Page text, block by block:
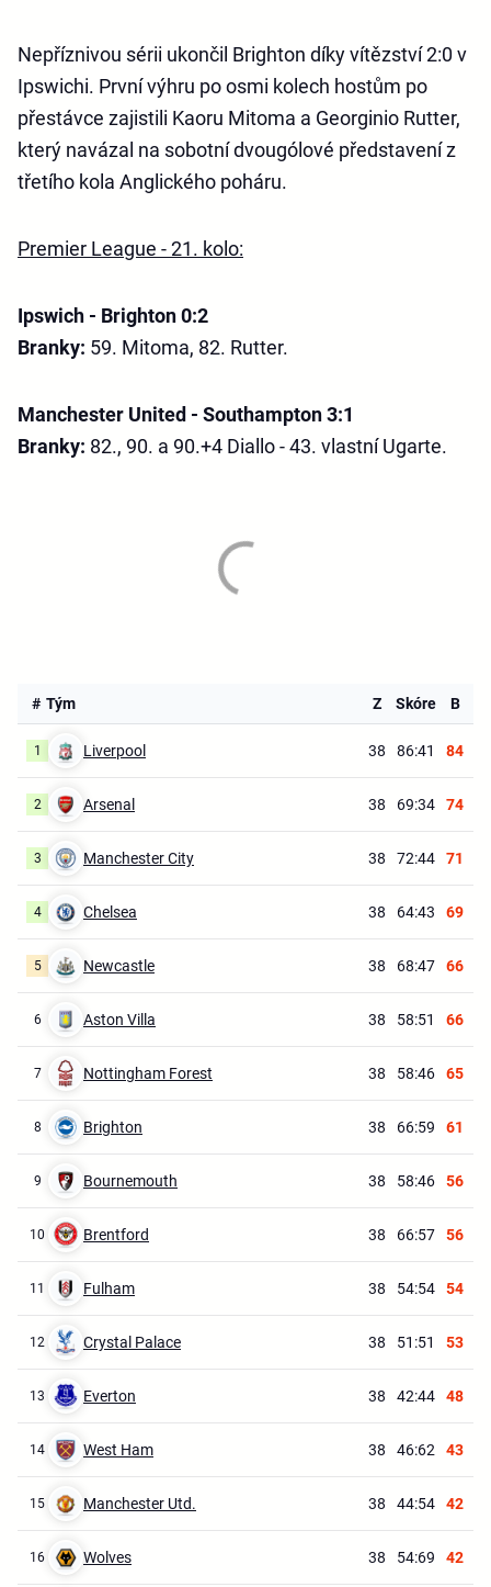
Nepříznivou sérii ukončil Brighton díky vítězství 2:0 v
Ipswichi. První výhru po osmi kolech hostům po
přestávce zajistili Kaoru Mitoma a Georginio Rutter,
který navázal na sobotní dvougólové představení z
třetího kola Anglického poháru.
Premier League - 21. kolo:
Ipswich - Brighton 0:2
Branky: 59. Mitoma, 82. Rutter.
Manchester United - Southampton 3:1
Branky: 82., 90. a 90.+4 Diallo - 43. vlastní Ugarte.
# Tým Z Skóre B
1 Liverpool 38 86:41 84
2 Arsenal 38 69:34 74
3 Manchester City 38 72:44 71
4 Chelsea 38 64:43 69
5 Newcastle 38 68:47 66
6 Aston Villa 38 58:51 66
7 Nottingham Forest 38 58:46 65
8 Brighton 38 66:59 61
9 Bournemouth 38 58:46 56
10 Brentford 38 66:57 56
11 Fulham 38 54:54 54
12 Crystal Palace 38 51:51 53
13 Everton 38 42:44 48
14 West Ham 38 46:62 43
15 Manchester Utd. 38 44:54 42
16 Wolves 38 54:69 42